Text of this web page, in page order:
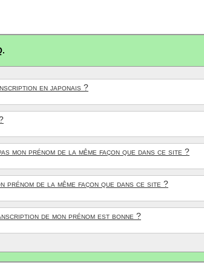
en japonais ?
mon prénom de la même façon que dans ce site ?
de la même façon que dans ce site ?
de mon prénom est bonne ?